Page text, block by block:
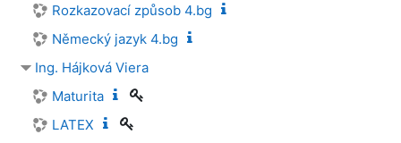
Rozkazovací způsob 4.bg
Německý jazyk 4.bg
Ing. Hájková Viera
Maturita
LATEX